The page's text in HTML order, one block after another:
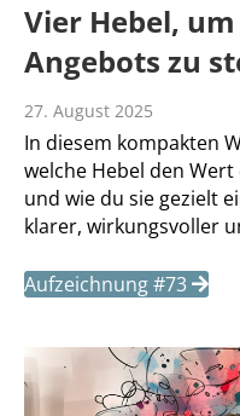
Vier Hebel,
Angebots zu
27. August 2025
In diesem kompakten
welche Hebel den
und wie du sie gezielt
klarer, wirkungsvoller
Aufzeichnung #73